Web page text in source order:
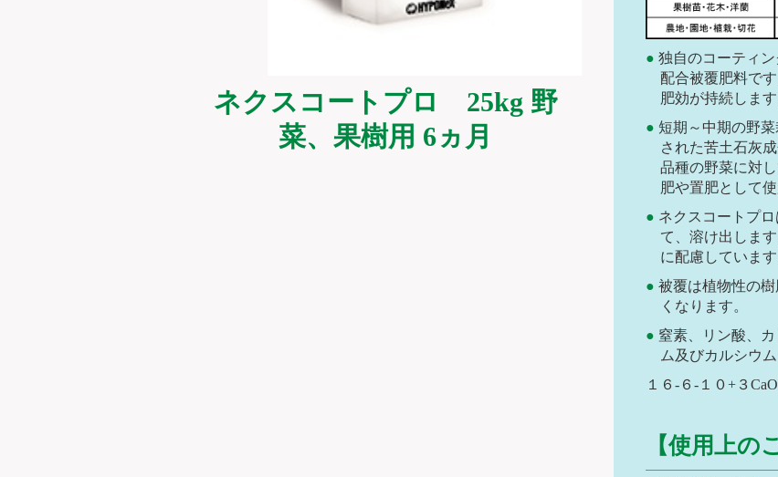
ネクスコートプロ 25kg 野
菜、果樹用 6ヵ月
独自のコーティ
配合被覆肥料で
肥効が持続します
短期～中期の野
された苦土石灰
品種の野菜に対
肥や置肥として
ネクスコートプ
て、溶け出しま
に配慮しています
被覆は植物性の
くなります。
窒素、リン酸、
ム及びカルシウ
１６-６-１０+３
【使用上の